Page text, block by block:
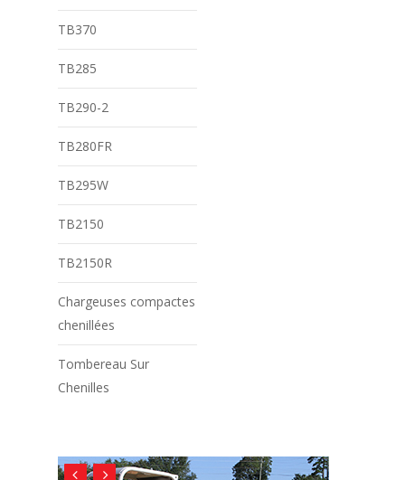
TB370
TB285
TB290-2
TB280FR
TB295W
TB2150
TB2150R
Chargeuses compactes
chenillées
Tombereau Sur
Chenilles